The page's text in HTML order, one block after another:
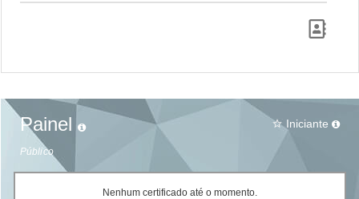
Painel
Público
star_border Iniciante
Nenhum certificado até o momento.